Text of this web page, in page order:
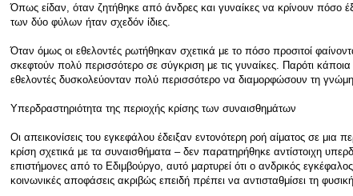
Όπως είδαν, όταν ζητήθηκε από άνδρες και γυναίκες να κρίνουν πόσο
των δύο φύλων ήταν σχεδόν ίδιες.
Όταν όμως οι εθελοντές ρωτήθηκαν σχετικά με το πόσο προσιτοί
σκεφτούν πολύ περισσότερο σε σύγκριση με τις γυναίκες. Παρότι
εθελοντές δυσκολεύονταν πολύ περισσότερο να διαμορφώσουν τη γνώμη
Υπερδραστηριότητα της περιοχής κρίσης των συναισθημάτων
Οι απεικονίσεις του εγκεφάλου έδειξαν εντονότερη ροή αίματος σε
κρίση σχετικά με τα συναισθήματα – δεν παρατηρήθηκε αντίστοιχη
επιστήμονες από το Εδιμβούργο, αυτό μαρτυρεί ότι ο ανδρικός
κοινωνικές αποφάσεις ακριβώς επειδή πρέπει να αντισταθμίσει τη